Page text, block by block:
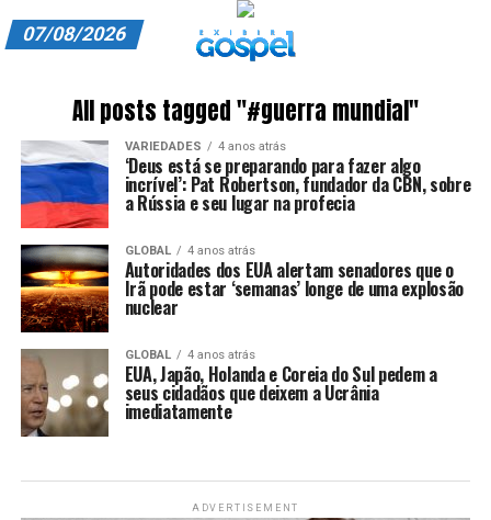
ASSINE
CARRINHO
EDITORIAL
ENTREVISTAS
EXPEDIENTE
FINALIZAR COMPRA
07/08/2026
All posts tagged "#guerra mundial"
VARIEDADES 4 anos atrás
‘Deus está se preparando para fazer algo
incrível’: Pat Robertson, fundador da CBN, sobre
a Rússia e seu lugar na profecia
GLOBAL 4 anos atrás
Autoridades dos EUA alertam senadores que o
Irã pode estar ‘semanas’ longe de uma explosão
nuclear
GLOBAL 4 anos atrás
EUA, Japão, Holanda e Coreia do Sul pedem a
seus cidadãos que deixem a Ucrânia
imediatamente
ADVERTISEMENT